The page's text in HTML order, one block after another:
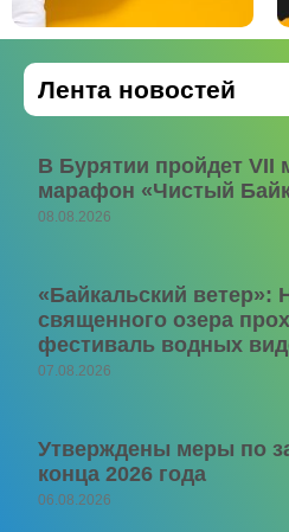
Лента новостей
В Бурятии пройдет VII
марафон «Чистый
08.08.2026
«Байкальский ветер»:
священного озера
фестиваль водных
07.08.2026
Утверждены меры по
конца 2026 года
06.08.2026